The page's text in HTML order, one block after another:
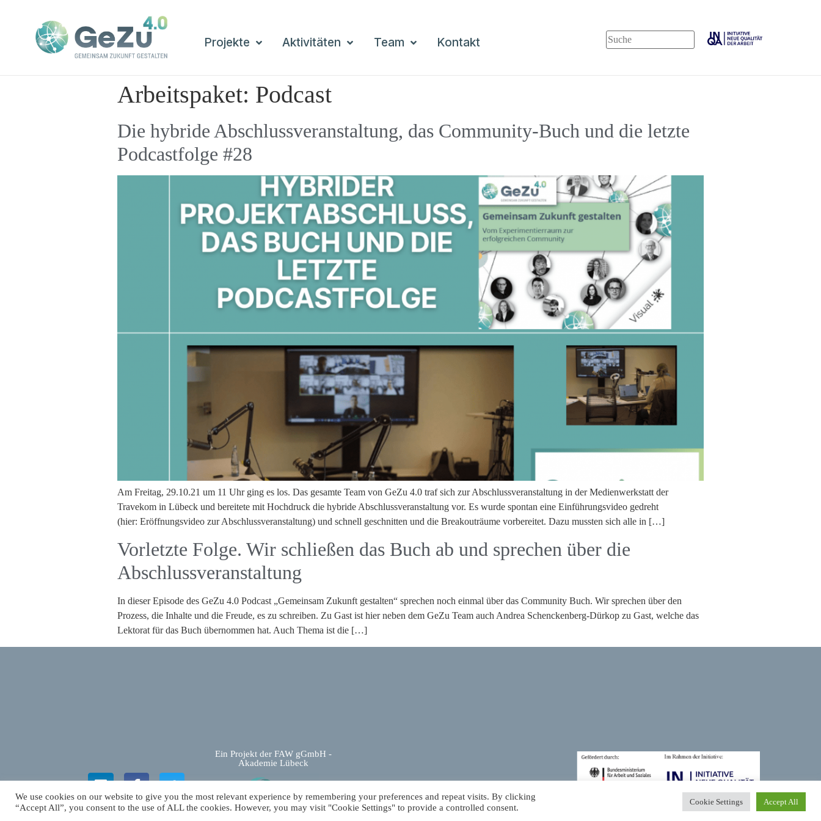
Projekte Aktivitäten Team Kontakt
Arbeitspaket: Podcast
Die hybride Abschlussveranstaltung, das Community-Buch und die letzte
Podcastfolge #28
Am Freitag, 29.10.21 um 11 Uhr ging es los. Das gesamte Team von GeZu 4.0 traf sich zur Abschlussveranstaltung in der Medienwerkstatt der
Travekom in Lübeck und bereitete mit Hochdruck die hybride Abschlussveranstaltung vor. Es wurde spontan eine Einführungsvideo gedreht
(hier: Eröffnungsvideo zur Abschlussveranstaltung) und schnell geschnitten und die Breakouträume vorbereitet. Dazu mussten sich alle in […]
Vorletzte Folge. Wir schließen das Buch ab und sprechen über die
Abschlussveranstaltung
In dieser Episode des GeZu 4.0 Podcast „Gemeinsam Zukunft gestalten“ sprechen noch einmal über das Community Buch. Wir sprechen über den
Prozess, die Inhalte und die Freude, es zu schreiben. Zu Gast ist hier neben dem GeZu Team auch Andrea Schenckenberg-Dürkop zu Gast, welche das
Lektorat für das Buch übernommen hat. Auch Thema ist die […]
Ein Projekt der FAW gGmbH -
Akademie Lübeck
We use cookies on our website to give you the most relevant experience by remembering your preferences and repeat visits. By clicking
“Accept All”, you consent to the use of ALL the cookies. However, you may visit "Cookie Settings" to provide a controlled consent.
Cookie Settings Accept All